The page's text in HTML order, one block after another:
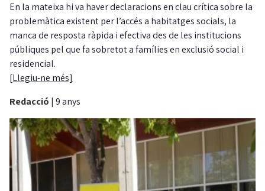
En la mateixa hi va haver declaracions en clau crítica sobre la
problemàtica existent per l’accés a habitatges socials, la
manca de resposta ràpida i efectiva des de les institucions
públiques pel que fa sobretot a famílies en exclusió social i
residencial.
[Llegiu-ne més]
Redacció | 9 anys